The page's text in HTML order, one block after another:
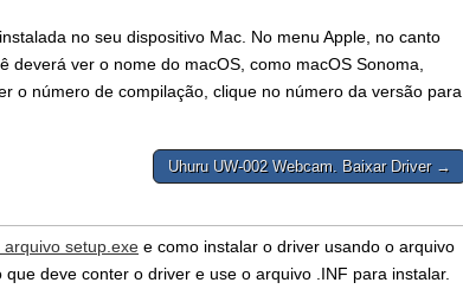
no seu dispositivo Mac. No menu Apple, no canto
deverá ver o nome do macOS, como macOS Sonoma,
o número de compilação, clique no número da versão para
Uhuru UW-002 Webcam. Baixar Driver →
setup.exe e como instalar o driver usando o arquivo
deve conter o driver e use o arquivo .INF para instalar.